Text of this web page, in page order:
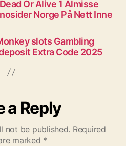
Or Alive 1 Almisse
Norge På Nett Inne
slots Gambling
Extra Code 2025
a Reply
not be published. Required
marked *